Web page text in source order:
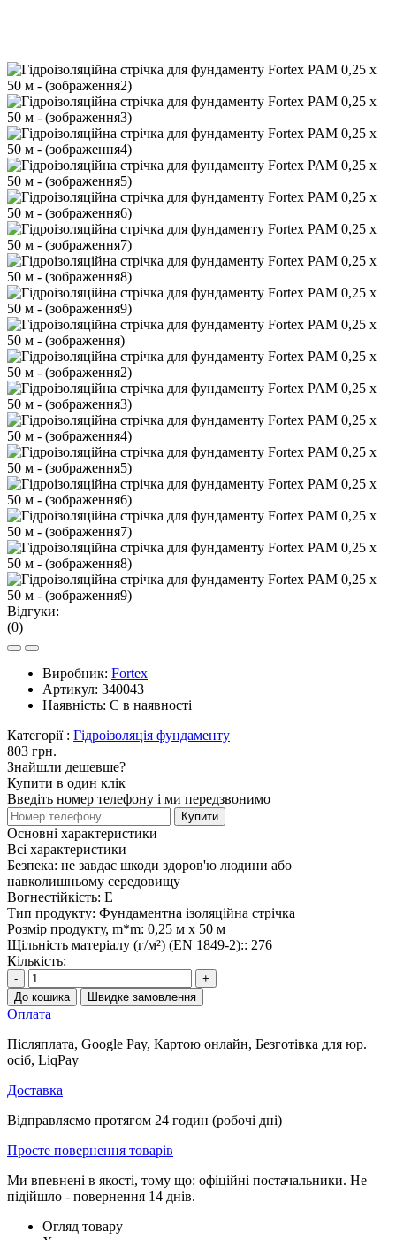
Відгуки:
(0)
Виробник: Fortex
Артикул: 340043
Наявність: Є в наявності
Категорії : Гідроізоляція фундаменту
803 грн.
Знайшли дешевше?
Купити в один клік
Введіть номер телефону і ми передзвонимо
Купити
Основні характеристики
Всі характеристики
Безпека: не завдає шкоди здоров'ю людини або
навколишньому середовищу
Вогнестійкість: E
Тип продукту: Фундаментна ізоляційна стрічка
Розмір продукту, m*m: 0,25 м х 50 м
Щільність матеріалу (г/м²) (EN 1849-2):: 276
Кількість:
-
+
До кошика
Швидке замовлення
Оплата
Післяплата, Google Pay, Картою онлайн, Безготівка для юр.
осіб, LiqPay
Доставка
Відправляємо протягом 24 годин (робочі дні)
Просте повернення товарів
Ми впевнені в якості, тому що: офіційні постачальники. Не
підійшло - повернення 14 днів.
Огляд товару